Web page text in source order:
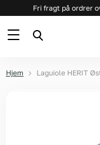
Fri fragt på ordrer
Hjem Laguiole HERIT